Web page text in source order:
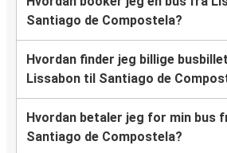
Santiago de Compostela?
Hvordan finder jeg billige
Lissabon til Santiago de
Hvordan betaler jeg for min bus
Santiago de Compostela?